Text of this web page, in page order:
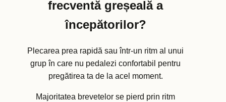
frecventă greșeală a
începătorilor?
Plecarea prea rapidă sau într-un ritm al unui
grup în care nu pedalezi confortabil pentru
pregătirea ta de la acel moment.
Majoritatea brevetelor se pierd prin ritm